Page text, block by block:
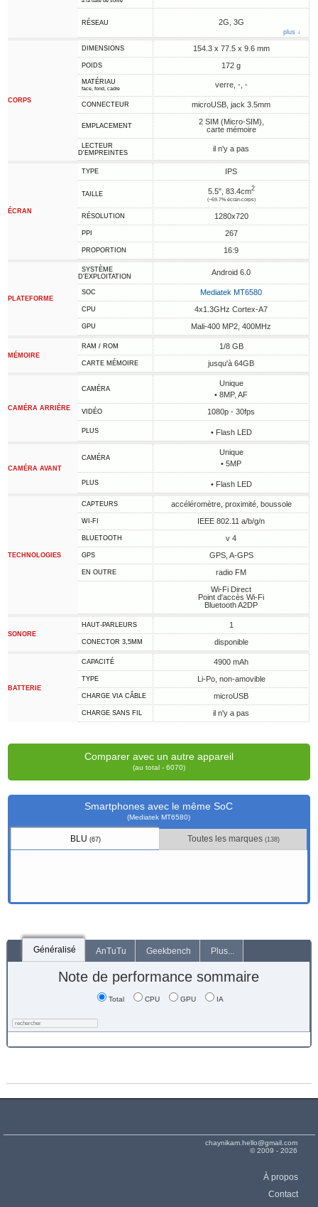
RÉSEAU 2G, 3G
plus ↓
CORPS
DIMENSIONS 154.3 x 77.5 x 9.6 mm
POIDS 172 g
MATÉRIAU
face, fond, cadre verre, -, -
CONNECTEUR microUSB, jack 3.5mm
EMPLACEMENT
2 SIM (Micro-SIM),
carte mémoire
LECTEUR
D'EMPREINTES
il n'y a pas
ÉCRAN
TYPE IPS
TAILLE 5.5", 83.4cm2
(~69.7% écran-corps)
RÉSOLUTION 1280x720
PPI 267
PROPORTION 16:9
PLATEFORME
SYSTÈME
D'EXPLOITATION
Android 6.0
SOC Mediatek MT6580
CPU 4x1.3GHz Cortex-A7
GPU Mali-400 MP2, 400MHz
MÉMOIRE
RAM / ROM 1/8 GB
CARTE MÉMOIRE jusqu'à 64GB
CAMÉRA ARRIÈRE
CAMÉRA
Unique
• 8MP, AF
VIDÉO 1080p - 30fps
PLUS • Flash LED
CAMÉRA AVANT
CAMÉRA
Unique
• 5MP
PLUS • Flash LED
TECHNOLOGIES
CAPTEURS accéléromètre, proximité, boussole
WI-FI IEEE 802.11 a/b/g/n
BLUETOOTH v 4
GPS GPS, A-GPS
EN OUTRE
radio FM
Wi-Fi Direct
Point d'accès Wi-Fi
Bluetooth A2DP
SONORE
HAUT-PARLEURS 1
CONECTOR 3,5MM disponible
BATTERIE
CAPACITÉ 4900 mAh
TYPE Li-Po, non-amovible
CHARGE VIA CÂBLE microUSB
CHARGE SANS FIL il n'y a pas
Comparer avec un autre appareil
(au total - 6070)
Smartphones avec le même SoC
(Mediatek MT6580)
BLU (67) Toutes les marques (138)
Généralisé AnTuTu Geekbench Plus...
Note de performance sommaire
Total CPU GPU IA
chaynikam.hello@gmail.com
© 2009 - 2026
À propos
Contact